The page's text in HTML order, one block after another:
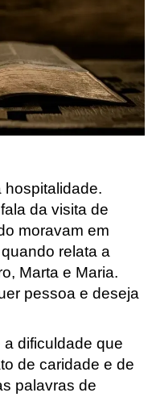
hospitalidade.
da visita de
moravam em
relata a
Marta e Maria.
pessoa e deseja
dificuldade que
de caridade e de
palavras de